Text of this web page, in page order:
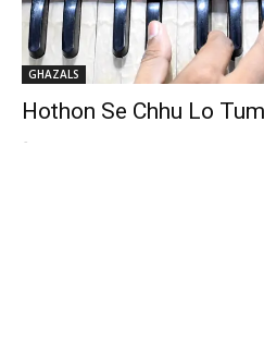
GHAZALS
Hothon Se Chhu Lo Tum
-